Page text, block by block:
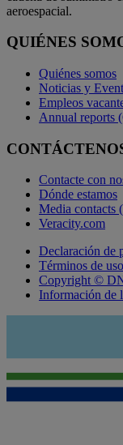
aeroespacial.
QUIÉNES
Quiénes somos
Noticias y
Empleos
Annual reports
Contacte con
Dónde estamos
Media contacts
Veracity.com
Declaración de
Términos de uso
Copyright ©
Información de